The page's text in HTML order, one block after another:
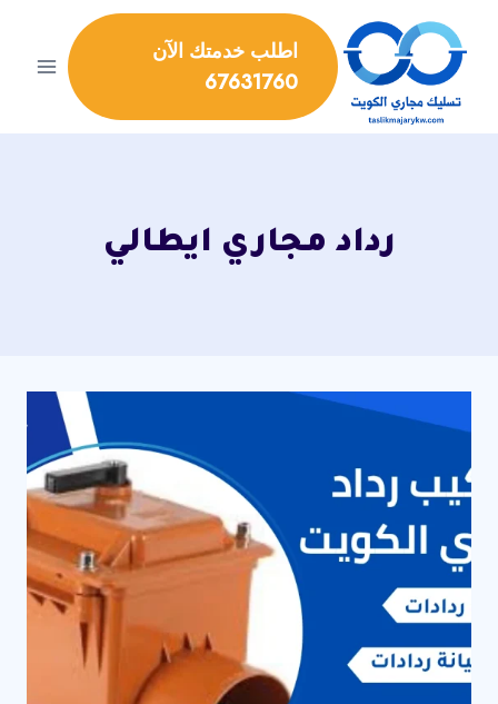
المحتوى
اطلب خدمتك الآن
67631760
رداد مجاري ايطالي